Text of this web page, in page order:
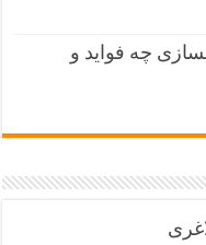
چه فواید و